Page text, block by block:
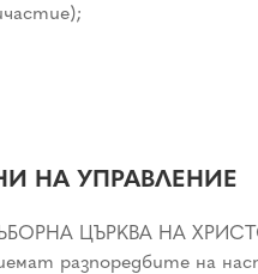
НА УПРАВЛЕНИЕ
ЦЪРКВА НА ХРИСТОС
разпоредбите на